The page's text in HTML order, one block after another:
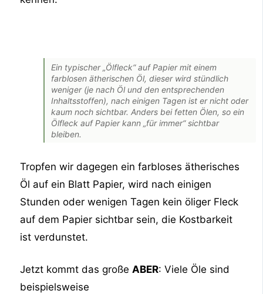
Ein typischer „Ölfleck“ auf Papier mit einem
farblosen ätherischen Öl, dieser wird stündlich
weniger (je nach Öl und den entsprechenden
Inhaltsstoffen), nach einigen Tagen ist er nicht oder
kaum noch sichtbar. Anders bei fetten Ölen, so ein
Ölfleck auf Papier kann „für immer“ sichtbar
bleiben.
Tropfen wir dagegen ein farbloses ätherisches
Öl auf ein Blatt Papier, wird nach einigen
Stunden oder wenigen Tagen kein öliger Fleck
auf dem Papier sichtbar sein, die Kostbarkeit
ist verdunstet.
Jetzt kommt das großeABER: Viele Öle sind
beispielsweise